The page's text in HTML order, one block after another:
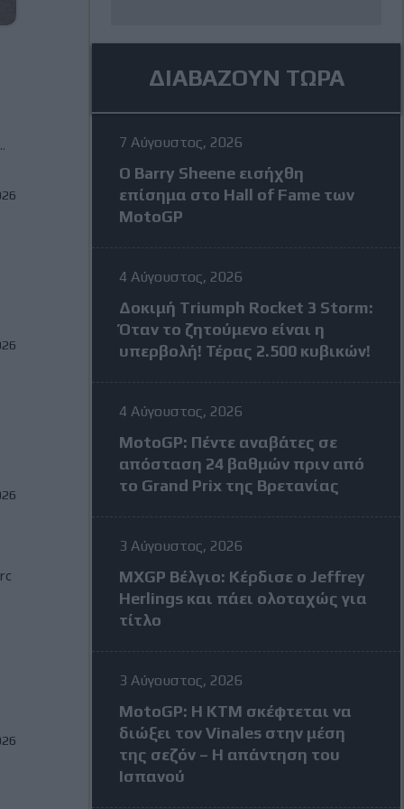
ΔΙΑΒΑΖΟΥΝ ΤΩΡΑ
7 Αύγουστος, 2026
Ο Barry Sheene εισήχθη
επίσημα στο Hall of Fame των
MotoGP
4 Αύγουστος, 2026
Δοκιμή Triumph Rocket 3 Storm:
Όταν το ζητούμενο είναι η
υπερβολή! Τέρας 2.500 κυβικών!
4 Αύγουστος, 2026
MotoGP: Πέντε αναβάτες σε
απόσταση 24 βαθμών πριν από
το Grand Prix της Βρετανίας
3 Αύγουστος, 2026
MXGP Βέλγιο: Κέρδισε ο Jeffrey
Herlings και πάει ολοταχώς για
τίτλο
3 Αύγουστος, 2026
MotoGP: Η KTM σκέφτεται να
διώξει τον Vinales στην μέση
της σεζόν – Η απάντηση του
Ισπανού